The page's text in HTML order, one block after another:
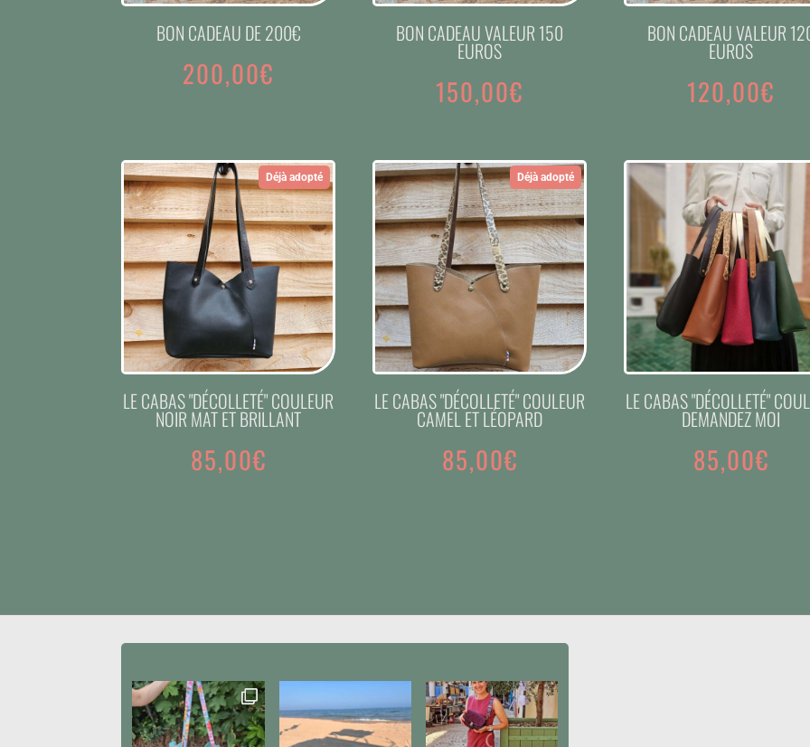
BON CADEAU DE 200€
200,00€
BON CADEAU VALEUR 150
EUROS
150,00€
BON CADEAU VALEUR
EUROS
120,00€
Déjà adopté
LE CABAS "DÉCOLLETÉ" COULEUR
NOIR MAT ET BRILLANT
85,00€
Déjà adopté
LE CABAS "DÉCOLLETÉ" COULEUR
CAMEL ET LÉOPARD
85,00€
LE CABAS "DÉCOLLETÉ"
DEMANDEZ MOI
85,00€